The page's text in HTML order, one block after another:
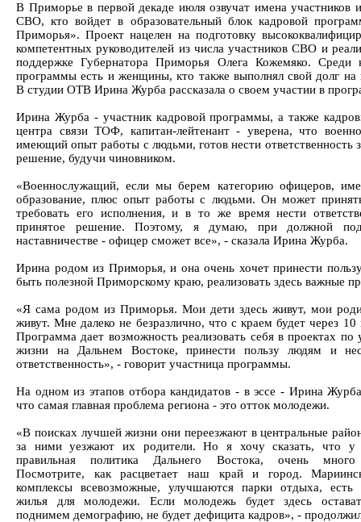
В Приморье в первой декаде июля озвучат имена участников
СВО, кто войдет в образовательный блок кадровой
Приморья». Проект нацелен на подготовку
компетентных руководителей из числа участников СВО и
поддержке Губернатора Приморья Олега Кожемяко. Среди
программы есть и женщины, кто также выполнял свой долг на
В студии ОТВ Ирина Журба рассказала о своем участии в
Ирина Журба - участник кадровой программы, а также
центра связи ТОФ, капитан-лейтенант - уверена, что
имеющий опыт работы с людьми, готов нести ответственность
решение, будучи чиновником.
«Военнослужащий, если мы берем категорию офицеров,
образование, плюс опыт работы с людьми. Он может
требовать его исполнения, и в то же время нести
принятое решение. Поэтому, я думаю, при должной
наставничестве - офицер сможет все», - сказала Ирина Журба.
Ирина родом из Приморья, и она очень хочет принести
быть полезной Приморскому краю, реализовать здесь важные
«Я сама родом из Приморья. Мои дети здесь живут, мои
живут. Мне далеко не безразлично, что с краем будет через 10
Программа дает возможность реализовать себя в проектах
жизни на Дальнем Востоке, принести пользу людям и
ответственность», - говорит участница программы.
На одном из этапов отбора кандидатов - в эссе - Ирина
что самая главная проблема региона - это отток молодежи.
«В поисках лучшей жизни они переезжают в центральные
за ними уезжают их родители. Но я хочу сказать, что у
правильная политика Дальнего Востока, очень много
Посмотрите, как расцветает наш край и город.
комплексы всевозможные, улучшаются парки отдыха, есть
жилья для молодежи. Если молодежь будет здесь
поднимем демографию, не будет дефицита кадров», -